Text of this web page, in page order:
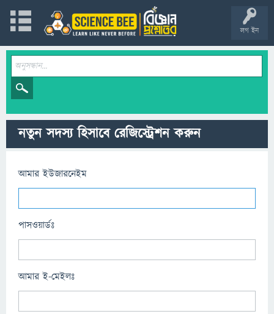
লগ ইন
নতুন সদস্য হিসাবে রেজিস্ট্রেশন করুন
আমার ইউজারনেইম
পাসওয়ার্ডঃ
আমার ই-মেইলঃ